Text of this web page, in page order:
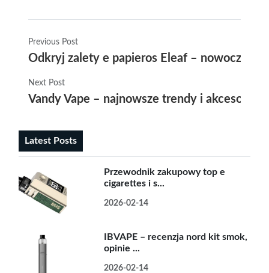
Previous Post
Odkryj zalety e papieros Eleaf –
Next Post
Vandy Vape – najnowsze trendy i akcesoria
Latest Posts
Przewodnik zakupowy top e
cigarettes i s...
2026-02-14
IBVAPE – recenzja nord kit smok,
opinie ...
2026-02-14